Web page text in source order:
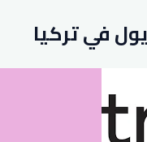
في تركيا